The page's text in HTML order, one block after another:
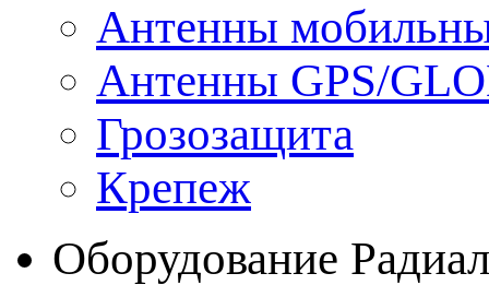
Антенны
Антенны GPS/
Грозозащита
Крепеж
Оборудование Радиал